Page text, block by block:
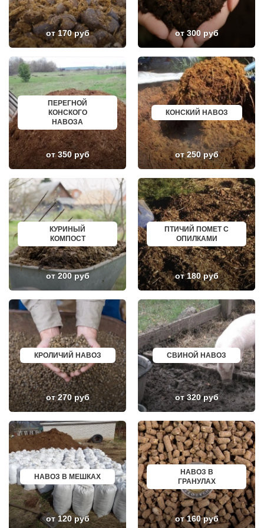
НАРО-ФОМИНСК
НАХАБИНО
НЕКРАСОВКА
НЕКРАСОВСКИЙ
НЕМЧИНОВКА
НИЖНЕЕ ВАЛУЕВО
НОВИНКИ
НОВОБРАТЦЕВСКИЙ
НОВОИВАНОВСКОЕ
НОВОПЕТРОВСКОЕ
НОВОПОДРЕЗКОВО
НОВОСИНЬКОВО
НОГИНСК
ОБОЛЕНСК
ОБУХОВО
ОДИНЦОВО
ОЖЕРЕЛЬЕ
ОКТЯБРЬСКИЙ
ОРЕХОВО-ЗУЕВО
ОСТРОВЦЫ
ПАВЛОВСКАЯ СЛОБОДА
ПАВЛОВСКИЙ ПОСАД
ПЕНИНО
ПЕРВОМАЙСКОЕ
ПЕРЕСВЕТ
ПЕСКИ
ПИРОГОВСКИЙ
ПОВАРОВО
ПОДОЛЬСК
ПОЛУШКИНО
ПОСЕЛОК БИОКОМБИНАТА
ПОСЕЛОК БОЛЬШЕВИК
ПОСЕЛОК ВОЛОДАРСКОГО
ПОСЕЛОК ВОРОВСКОГО
ПОСЕЛОК ИМ. ЦЮРУПЫ
ПОСЕЛОК ЛЕСНЫЕ ПОЛЯНЫ
ПОСЕЛОК ЛМС
МОСРЕНТГЕН
ПРАВДИНСКИЙ
ПРИВОКЗАЛЬНЫЙ
ПРОЛЕТАРСКИЙ
ПРОТВИНО
ПУЧКОВО
ПУШКИНО
ПУЩИНО
РАДОВИЦКИЙ
РАЗВИЛКА
РАМЕНСКОЕ
РАССУДОВО
РАСТОРОПОВО
РЕММАШ
РЕУТОВ
РЕЧИЦЫ
БЕЛОЯРСКИЙ
ГУСЬ ХРУСТАЛЬНЫЙ
ИЗБЕРБАШ
НАЗРАНЬ
АБИНСК
ПЕРЕВОЗ
ИСКИТИМ
СЫСЕРТЬ
КЫЗЫЛ
МИХАЙЛОВКА
АКСАЙ
ПЕРЕСЛАВЛЬ ЗАЛЕССКИЙ
ЖУКОВ
КУРЧАТОВ
УГЛИЧ
ШЕБЕКИНО
БЕЛОВО
СОКОЛ
ОКТЯБРЬСК
КИМРЫ
КОТЛАС
УСТЬ ИЛИМСК
ШАДРИНСК
ДАНКОВ
МИЧУРИНСК
ВЯЗНИКИ
ГОРОДЕЦ
САСОВО
СУХОЙ ЛОГ
ГУРЬЕВСК
НЯГАНЬ
МЕЛЕУЗ
КОЛЬЧУГИНО
КАМЫШИН
ТИХВИН
НОВОШАХТИНСК
ВОЛЬСК
КОНАКОВО
САРАПУЛ
КОМСОМОЛЬСК НА АМУРЕ
КИЗИЛЮРТ
МИХАЙЛОВСК
ПРИМОРСКО АХТАРСК
ЛЕСОСИБИРСК
БУДЕННОВСК
КАЛЯЗИН
ГЛАЗОВ
РУБЦОВСК
ГУБКИН
КЛИНЦЫ
УСМАНЬ
КУНГУР
КАЧКАНАР
от 170 руб от 300 руб
ПЕРЕГНОЙ
КОНСКОГО
НАВОЗА
от 350 руб
КОНСКИЙ НАВОЗ
от 250 руб
КУРИНЫЙ
КОМПОСТ
от 200 руб
ПТИЧИЙ ПОМЕТ С
ОПИЛКАМИ
от 180 руб
КРОЛИЧИЙ НАВОЗ
от 270 руб
СВИНОЙ НАВОЗ
от 320 руб
НАВОЗ В МЕШКАХ
от 120 руб
НАВОЗ В
ГРАНУЛАХ
от 160 руб